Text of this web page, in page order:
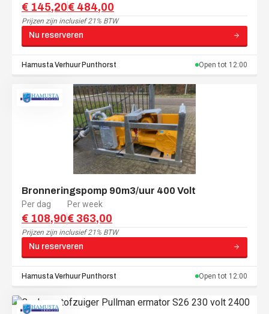
€ 145,20€ 484,00
Prijzen zijn inclusief 21% BTW
Nu reserveren
Hamusta VerhuurPunthorst Open tot 12:00
Bronneringspomp 90m3/uur 400 Volt
Per dag
€ 108,90
Per week
€ 363,00
Prijzen zijn inclusief 21% BTW
Nu reserveren
Hamusta VerhuurPunthorst Open tot 12:00